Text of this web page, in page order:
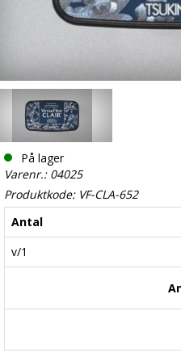
På lager
Varenr.: 04025
Produktkode: VF-CLA-652
Antal
v/1